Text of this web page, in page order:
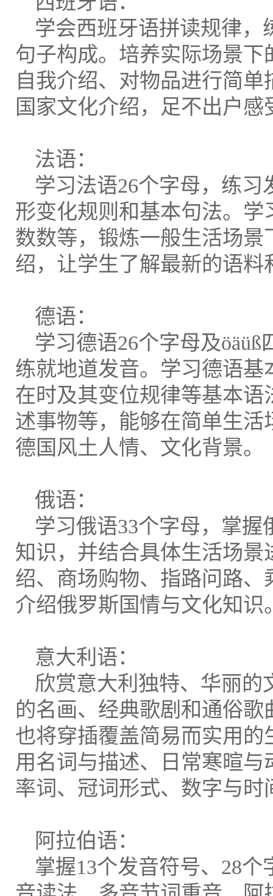
学会西班牙语拼读规律
句子构成。培养实际场景
自我介绍、对物品进行简
国家文化介绍，足不出户
法语：
学习法语26个字母，练
形变化规则和基本句法。
数数等，锻炼一般生活场
绍，让学生了解最新的语
德语：
学习德语26个字母及
练就地道发音。学习德语
在时及其变位规律等基本
述事物等，能够在简单生
德国风土人情、文化背景。
俄语：
学习俄语33个字母，掌
知识，并结合具体生活场
绍、商场购物、指路问路
介绍俄罗斯国情与文化知识
意大利语：
欣赏意大利独特、华丽
的名画、经典歌剧和通俗
也将穿插覆盖简易而实用
用名词与描述、日常寒暄
率词、冠词形式、数字与
阿拉伯语：
掌握13个发音符号、28